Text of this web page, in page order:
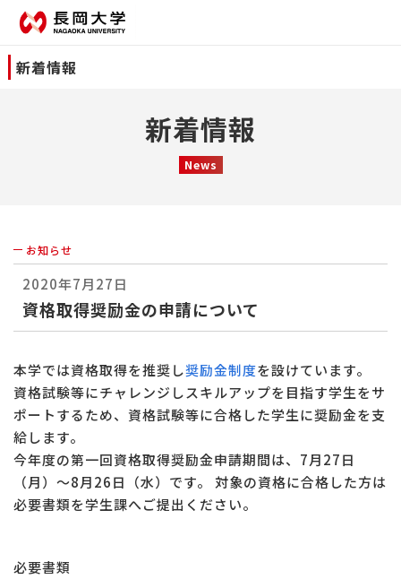
新着情報
News
新着情報
お知らせ
2020年7月27日
資格取得奨励金の申請について
本学では資格取得を推奨し奨励金制度を設けています。
資格試験等にチャレンジしスキルアップを目指す学生をサ
ポートするため、資格試験等に合格した学生に奨励金を支
給します。
今年度の第一回資格取得奨励金申請期間は、7月27日
（月）～8月26日（水）です。 対象の資格に合格した方は
必要書類を学生課へご提出ください。
必要書類